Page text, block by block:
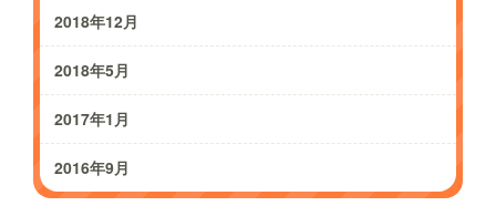
2018年12月
2018年5月
2017年1月
2016年9月